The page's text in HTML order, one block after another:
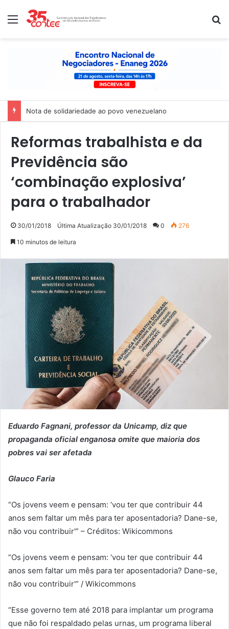
Menu
Nota de solidariedade ao povo venezuelano
Reformas trabalhista e da
Previdência são
‘combinação explosiva’
para o trabalhador
30/01/2018 Última Atualização 30/01/2018 0 276
10 minutos de leitura
Eduardo Fagnani, professor da Unicamp, diz que
propaganda oficial enganosa omite que maioria dos
pobres vai ser afetada
Glauco Faria
“Os jovens veem e pensam: ‘vou ter que contribuir 44
anos sem faltar um mês para ter aposentadoria? Dane-se,
não vou contribuir'” – Créditos: Wikicommons
“Os jovens veem e pensam: ‘vou ter que contribuir 44
anos sem faltar um mês para ter aposentadoria? Dane-se,
não vou contribuir'” / Wikicommons
“Esse governo tem até 2018 para implantar um programa
que não foi respaldado pelas urnas, um programa liberal